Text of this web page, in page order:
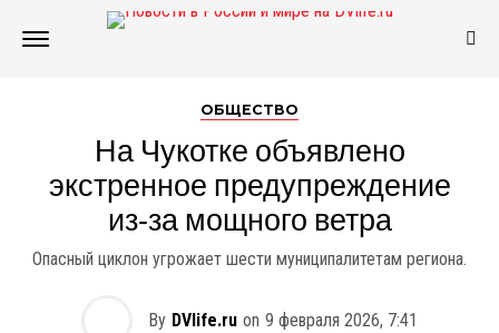
ОБЩЕСТВО
На Чукотке объявлено
экстренное предупреждение
из‑за мощного ветра
Опасный циклон угрожает шести муниципалитетам региона.
By DVlife.ru on 9 февраля 2026, 7:41